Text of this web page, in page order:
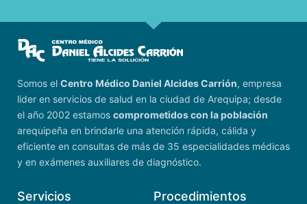
Somos el Centro Médico Daniel Alcides Carrión, empresa
lider en servicios de salud en la ciudad de Arequipa; desde
el año 2002 estamos comprometidos con la población
arequipeña en brindarle una atención rápida, cálida y
eficiente en consultas de más de 35 especialidades médicas
y en exámenes auxiliares de diagnóstico.
Servicios Procedimientos